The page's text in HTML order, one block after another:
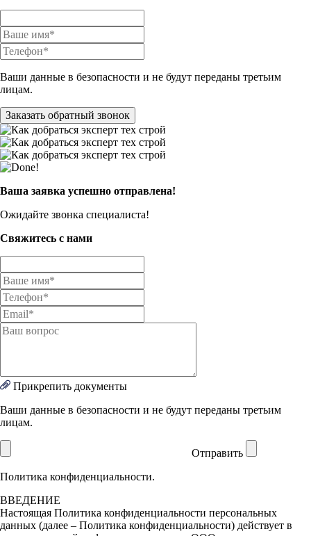
Ваши данные в безопасности и не будут переданы третьим
лицам.
Заказать обратный звонок
Ваша заявка успешно отправлена!
Ожидайте звонка специалиста!
Свяжитесь с нами
Прикрепить документы
Ваши данные в безопасности и не будут переданы третьим
лицам.
Отправить
Политика конфиденциальности.
ВВЕДЕНИЕ
Настоящая Политика конфиденциальности персональных
данных (далее – Политика конфиденциальности) действует в